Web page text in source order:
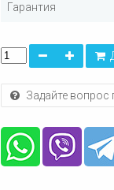
Гарантия
Задайте вопрос